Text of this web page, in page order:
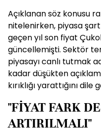
Açıklanan söz konusu
nitelenirken, piyasa
geçen yıl son fiyat
güncellemişti. Sektör
piyasayı canlı tutmak
kadar düşükten
kırıklığı yarattığını dile
"FİYAT FARK
ARTIRILMALI"